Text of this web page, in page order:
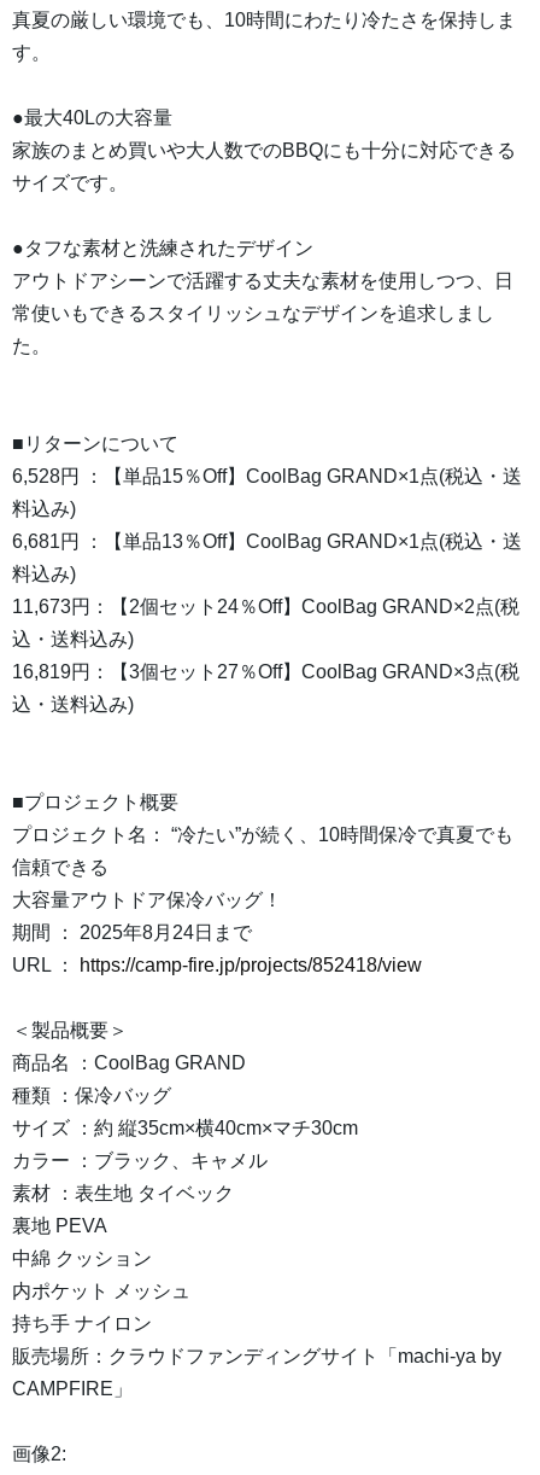
真夏の厳しい環境でも、10時間にわたり冷たさを保持しま
す。
●最大40Lの大容量
家族のまとめ買いや大人数でのBBQにも十分に対応できる
サイズです。
●タフな素材と洗練されたデザイン
アウトドアシーンで活躍する丈夫な素材を使用しつつ、日
常使いもできるスタイリッシュなデザインを追求しまし
た。
■リターンについて
6,528円 ：【単品15％Off】CoolBag GRAND×1点(税込・送
料込み)
6,681円 ：【単品13％Off】CoolBag GRAND×1点(税込・送
料込み)
11,673円：【2個セット24％Off】CoolBag GRAND×2点(税
込・送料込み)
16,819円：【3個セット27％Off】CoolBag GRAND×3点(税
込・送料込み)
■プロジェクト概要
プロジェクト名： “冷たい”が続く、10時間保冷で真夏でも
信頼できる
大容量アウトドア保冷バッグ！
期間 ： 2025年8月24日まで
URL ：
https://camp-fire.jp/projects/852418/view
＜製品概要＞
商品名 ：CoolBag GRAND
種類 ：保冷バッグ
サイズ ：約 縦35cm×横40cm×マチ30cm
カラー ：ブラック、キャメル
素材 ：表生地 タイベック
裏地 PEVA
中綿 クッション
内ポケット メッシュ
持ち手 ナイロン
販売場所：クラウドファンディングサイト「machi-ya by
CAMPFIRE」
画像2: